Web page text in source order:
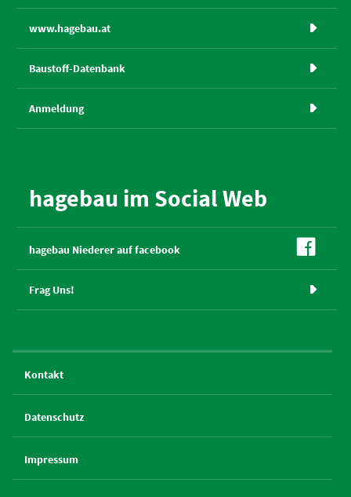
www.hagebau.at 
Baustoff-Datenbank 
Anmeldung 
hagebau im Social Web
hagebau Niederer auf facebook 
Frag Uns! 
Kontakt
Datenschutz
Impressum